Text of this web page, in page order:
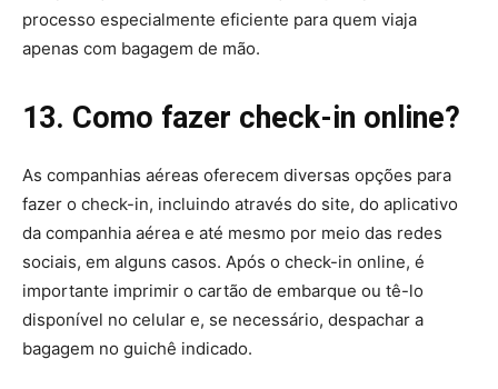
processo especialmente eficiente para quem viaja
apenas com bagagem de mão.
13. Como fazer check-in online?
As companhias aéreas oferecem diversas opções para
fazer o check-in, incluindo através do site, do aplicativo
da companhia aérea e até mesmo por meio das redes
sociais, em alguns casos. Após o check-in online, é
importante imprimir o cartão de embarque ou tê-lo
disponível no celular e, se necessário, despachar a
bagagem no guichê indicado.